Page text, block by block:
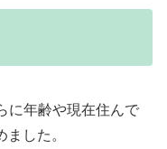
に年齢や現在住んで
した。